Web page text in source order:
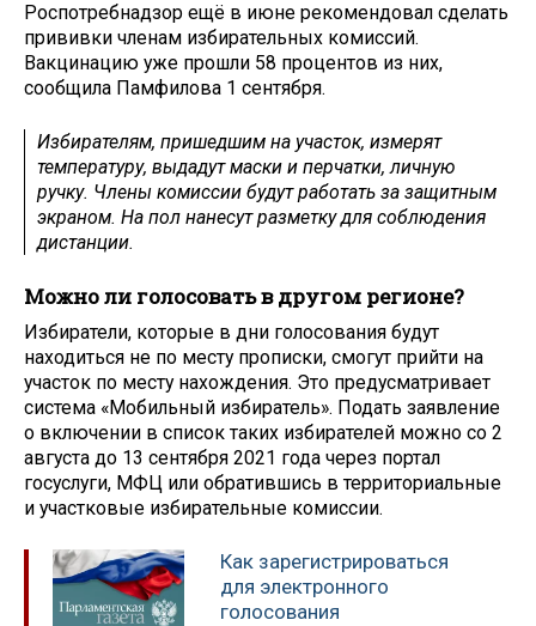
Роспотребнадзор ещё в июне рекомендовал сделать
прививки членам избирательных комиссий.
Вакцинацию уже прошли 58 процентов из них,
сообщила Памфилова 1 сентября.
Избирателям, пришедшим на участок, измерят
температуру, выдадут маски и перчатки, личную
ручку. Члены комиссии будут работать за защитным
экраном. На пол нанесут разметку для соблюдения
дистанции.
Можно ли голосовать в другом регионе?
Избиратели, которые в дни голосования будут
находиться не по месту прописки, смогут прийти на
участок по месту нахождения. Это предусматривает
система «Мобильный избиратель». Подать заявление
о включении в список таких избирателей можно со 2
августа до 13 сентября 2021 года через портал
госуслуги, МФЦ или обратившись в территориальные
и участковые избирательные комиссии.
Как зарегистрироваться
для электронного
голосования